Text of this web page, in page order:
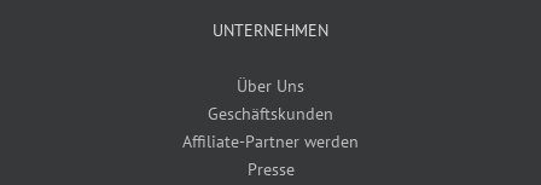
UNTERNEHMEN
Über Uns
Geschäftskunden
Affiliate-Partner werden
Presse